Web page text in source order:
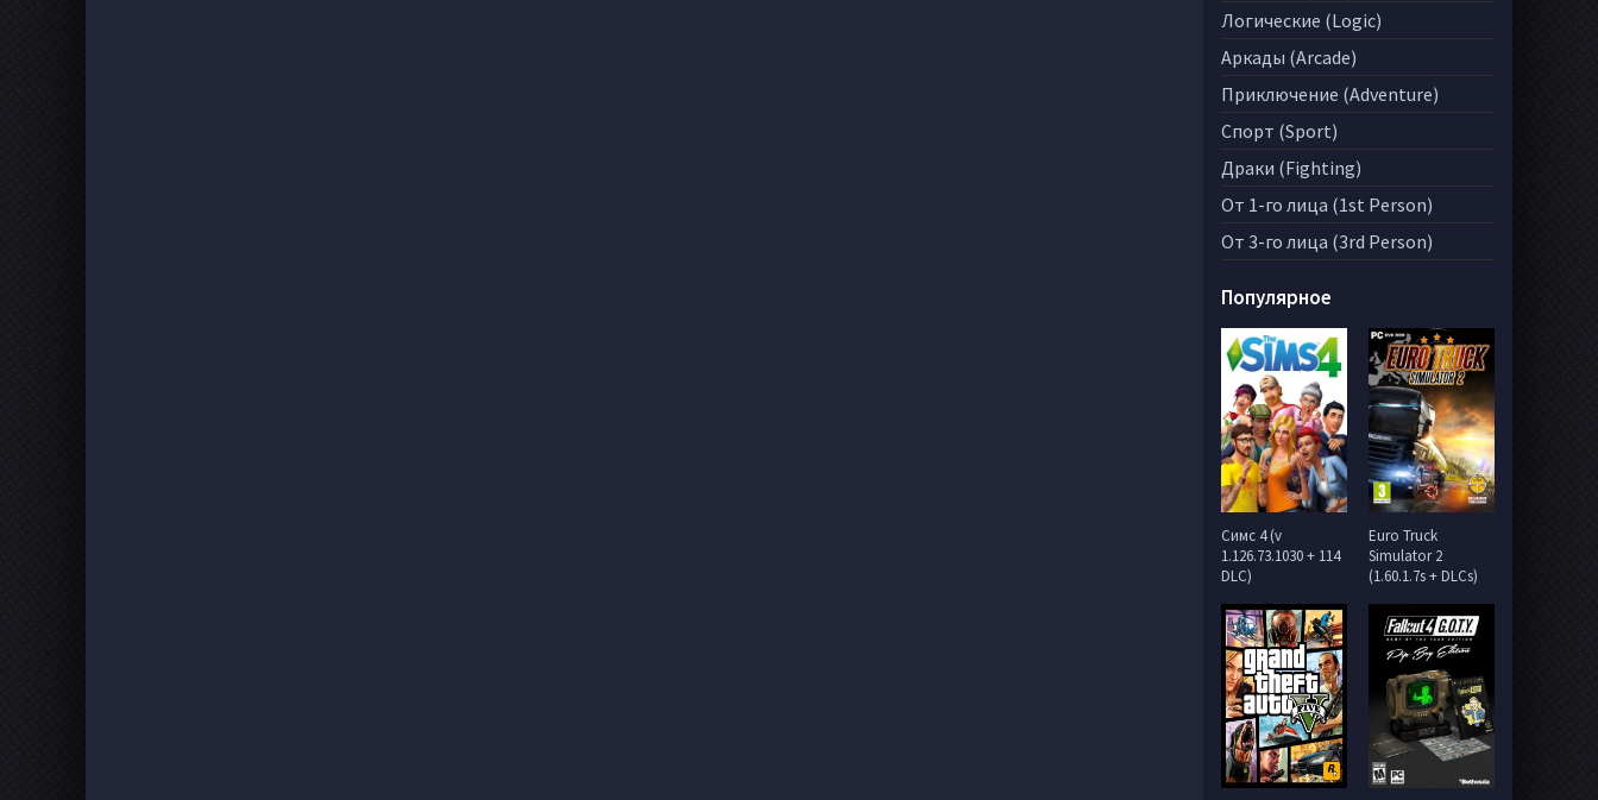
Логические (Logic)
Аркады (Arcade)
Приключение (Adventure)
Спорт (Sport)
Драки (Fighting)
От 1-го лица (1st Person)
От 3-го лица (3rd Person)
Популярное
Симс 4 (v
1.126.73.1030 + 114
DLC)
Euro Truck
Simulator 2
(1.60.1.7s + DLCs)